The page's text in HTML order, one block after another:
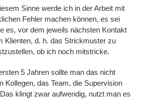
Sinne werde ich in der Arbeit mit
Fehler machen können, es sei
es, vor dem jeweils nächsten Kontakt
Klienten, d. h. das Strickmuster zu
ob ich noch mitstricke.
5 Jahren sollte man das nicht
Kollegen, das Team, die Supervision
klingt zwar aufwendig, nutzt man es